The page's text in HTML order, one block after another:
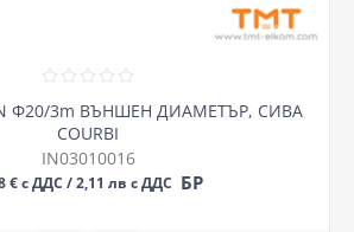
Ф20/3m ВЪНШЕН ДИАМЕТЪР, СИВА
COURBI
IN03010016
€ с ДДС / 2,11 лв с ДДС БР